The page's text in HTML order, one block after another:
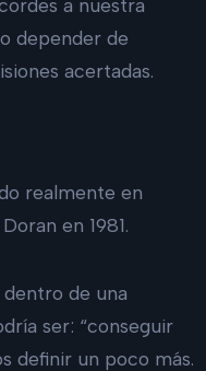
depender de
acertadas.
realmente en
en 1981.
de una
ser: “conseguir
definir un poco más.